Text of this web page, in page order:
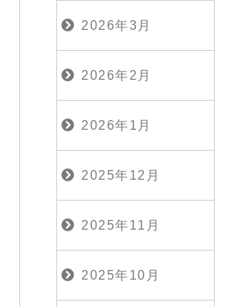
2026年3月
2026年2月
2026年1月
2025年12月
2025年11月
2025年10月